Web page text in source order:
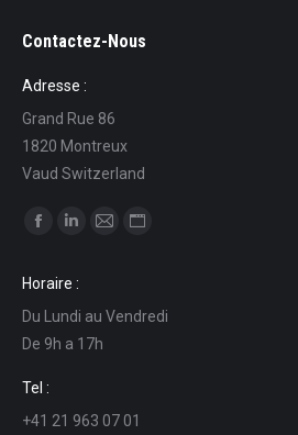
Contactez-Nous
Adresse :
Grand Rue 86
1820 Montreux
Vaud Switzerland
Find us on:
opens
in
new
window
opens
in
new
in
in
Horaire :
Du Lundi au Vendredi
De 9h a 17h
Tel :
+41 21 963 07 01